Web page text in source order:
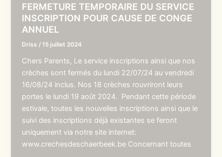
FERMETURE TEMPORAIRE DU SERVICE
INSCRIPTION POUR CAUSE DE CONGE
ANNUEL
Driss /15 juillet 2024
Chers Parents, Le service inscriptions ainsi que nos
crèches sont fermés du lundi 22/07/24 au vendredi
16/08/24 inclus. Nos 18 crèches rouvriront leurs
portes le lundi 19 août 2024. Pendant cette période
estivale, toutes les nouvelles inscriptions ainsi que le
suivi des inscriptions déjà existantes se feront
uniquement via notre site internet:
www.crechesdeschaerbeek.be Concernant toutes